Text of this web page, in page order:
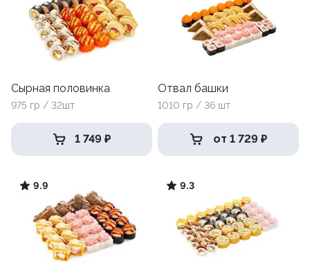
Сырная половинка
975 гр / 32шт
1 749 ₽
Отвал башки
1010 гр / 36 шт
от 1 729 ₽
9.9 9.3